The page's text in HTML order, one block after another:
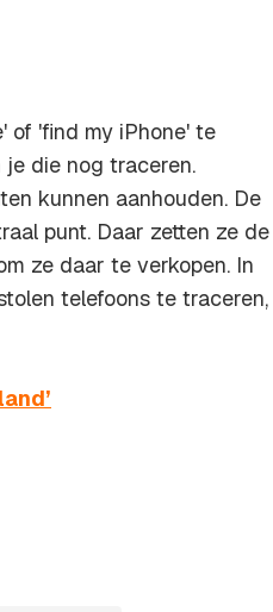
of 'find my iPhone' te
je die nog traceren.
kunnen aanhouden. De
punt. Daar zetten ze de
ze daar te verkopen. In
telefoons te traceren,